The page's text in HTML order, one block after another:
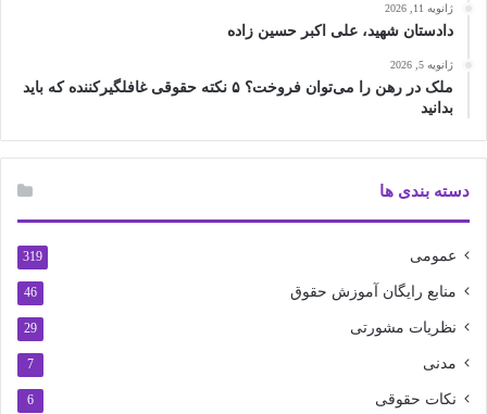
ژانویه 11, 2026
دادستان شهید، علی اکبر حسین زاده
ژانویه 5, 2026
ملک در رهن را می‌توان فروخت؟ ۵ نکته حقوقی غافلگیرکننده که باید
بدانید
دسته بندی ها
عمومی 319
منابع رایگان آموزش حقوق 46
نظریات مشورتی 29
مدنی 7
نکات حقوقی 6